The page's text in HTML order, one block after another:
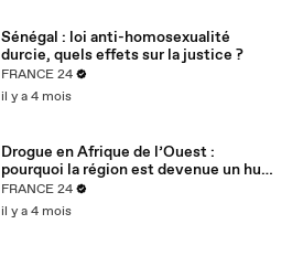
Sénégal : loi anti-homosexualité
durcie, quels effets sur la justice ?
FRANCE 24
il y a 4 mois
Drogue en Afrique de l’Ouest :
pourquoi la région est devenue un hub
mondial
FRANCE 24
il y a 4 mois